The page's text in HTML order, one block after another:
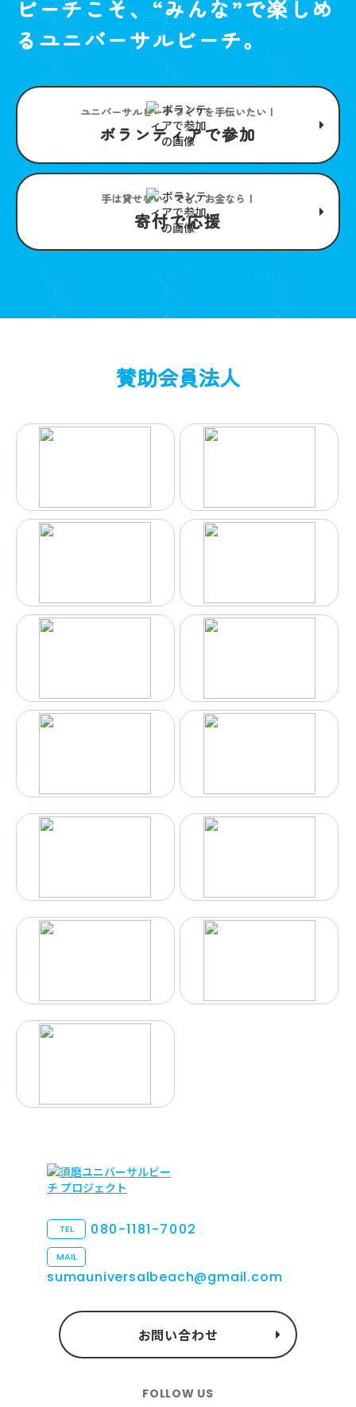
ビーチこそ、“みんな”で楽しめ
るユニバーサルビーチ。
ユニバーサルビーチつくりを手伝いたい！
ボランティアで参加
手は貸せない。でも、お金なら！
寄付で応援
賛助会員法人
TEL 080-1181-7002
MAIL
sumauniversalbeach@gmail.com
お問い合わせ
FOLLOW US